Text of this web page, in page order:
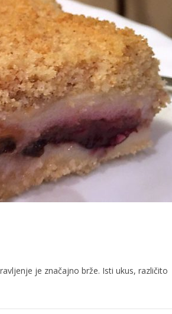
je značajno brže. Isti ukus, različito